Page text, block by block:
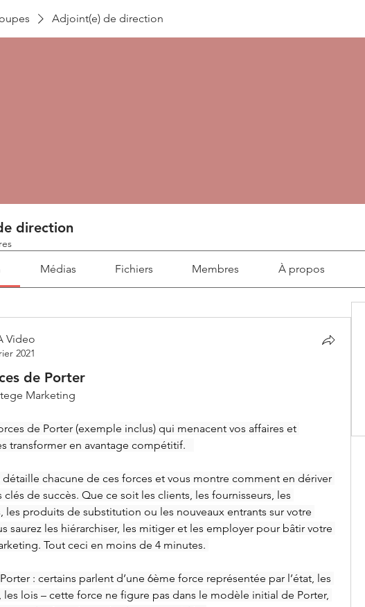
Adjoint(e) de direction
direction
Médias Fichiers Membres À propos
Video
2021
de Porter
Marketing
de Porter (exemple inclus) qui menacent vos affaires et
transformer en avantage compétitif.
chacune de ces forces et vous montre comment en dériver
clés de succès. Que ce soit les clients, les fournisseurs, les
les produits de substitution ou les nouveaux entrants sur votre
saurez les hiérarchiser, les mitiger et les employer pour bâtir votre
Tout ceci en moins de 4 minutes.
: certains parlent d’une 6ème force représentée par l’état, les
les lois – cette force ne figure pas dans le modèle initial de Porter,